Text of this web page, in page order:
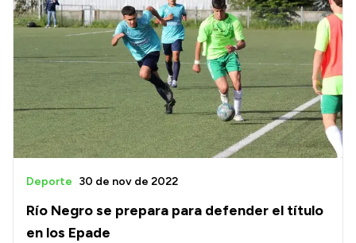
Río Negro se prepara para defender el título
en los Epade
Deporte 30 de nov de 2022